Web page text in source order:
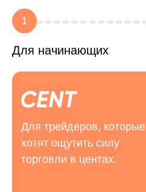
1
Для начинающих
Для трейдеров, которые
хотят ощутить силу
торговли в центах.